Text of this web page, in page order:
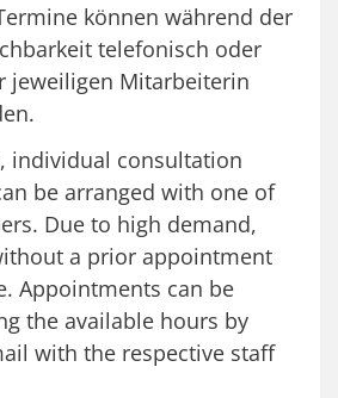
können während der
telefonisch oder
jeweiligen Mitarbeiterin
individual consultation
be arranged with one of
Due to high demand,
a prior appointment
Appointments can be
the available hours by
with the respective staff